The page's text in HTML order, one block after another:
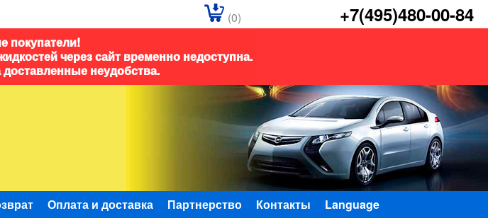
(0) +7(495)480-00-84
покупатели!
через сайт временно недоступна.
неудобства.
Оплата и доставка Партнерство Контакты Language